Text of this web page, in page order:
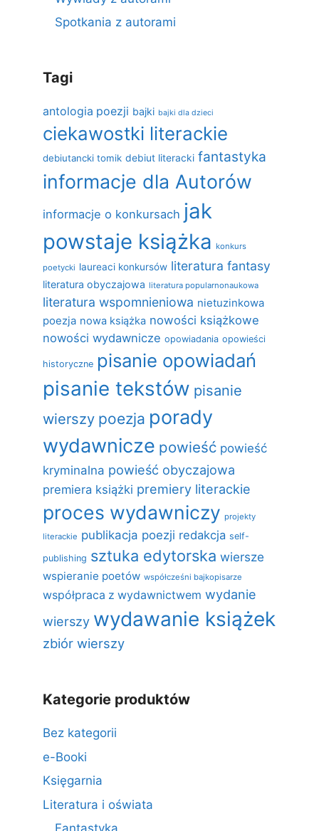
Spotkania z autorami
Tagi
antologia poezji bajki bajki dla dzieci
ciekawostki literackie
debiutancki tomik debiut literacki fantastyka
informacje dla Autorów
informacje o konkursach jak
powstaje książka konkurs
poetycki laureaci konkursów literatura fantasy
literatura obyczajowa literatura popularnonaukowa
literatura wspomnieniowa nietuzinkowa
poezja nowa książka nowości książkowe
nowości wydawnicze opowiadania opowieści
historyczne pisanie opowiadań
pisanie tekstów pisanie
wierszy poezja porady
wydawnicze powieść powieść
kryminalna powieść obyczajowa
premiera książki premiery literackie
proces wydawniczy projekty
literackie publikacja poezji redakcja self-
publishing sztuka edytorska wiersze
wspieranie poetów współcześni bajkopisarze
współpraca z wydawnictwem wydanie
wierszy wydawanie książek
zbiór wierszy
Kategorie produktów
Bez kategorii
e-Booki
Księgarnia
Literatura i oświata
Fantastyka